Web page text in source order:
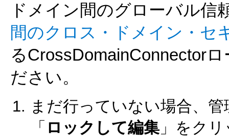
ドメイン間のグローバル信
間のクロス・ドメイン・セ
るCrossDomainConnector
ださい。
まだ行っていない場合、
「 ロックして編集」をク